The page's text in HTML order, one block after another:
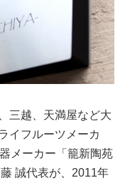
三越、天満屋など大
イフルーツメーカ
メーカー「籠新陶苑
誠代表が、2011年